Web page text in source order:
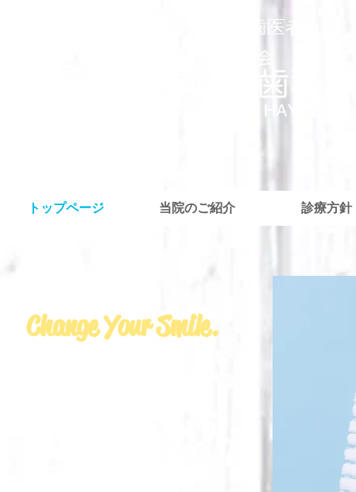
外苑前・青山の歯医者さん
トップページ 当院のご紹介 診療方針
Change Your Smile.